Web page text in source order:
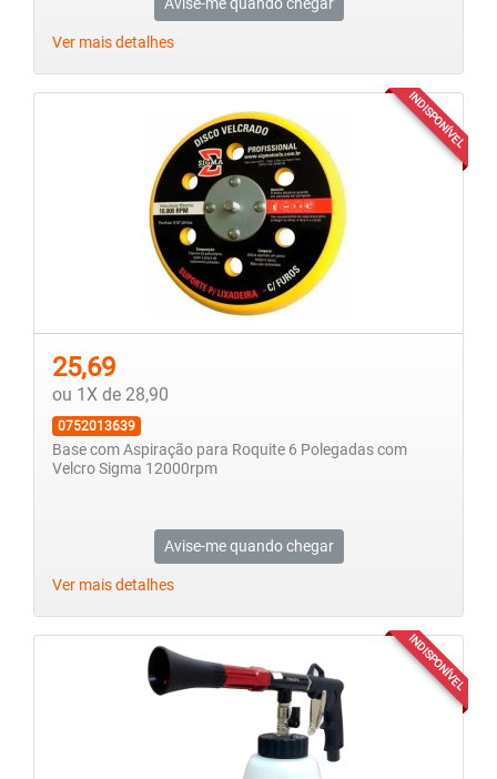
Ver mais detalhes
INDISPONÍVEL
25,69
ou 1X de 28,90
0752013639
Base com Aspiração para Roquite 6 Polegadas com
Velcro Sigma 12000rpm
Avise-me quando chegar
Ver mais detalhes
INDISPONÍVEL